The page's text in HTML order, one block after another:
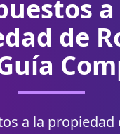
a
de
a la propiedad